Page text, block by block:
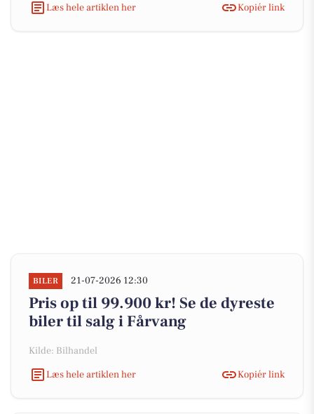
Læs hele artiklen her
Kopiér link
BILER 21-07-2026 12:30
Pris op til 99.900 kr! Se de dyreste
biler til salg i Fårvang
Kilde: Bilhandel
Læs hele artiklen her
Kopiér link